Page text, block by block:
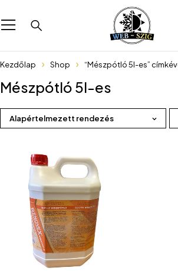
Kezdőlap Shop “Mészpótló 5l-es”
Mészpótló 5l-es
Alapértelmezett rendezés